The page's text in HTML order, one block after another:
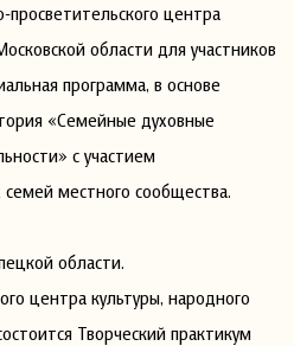
просветительского центра
области для участников
программа, в основе
«Семейные духовные
с участием
местного сообщества.
области.
центра культуры, народного
Творческий практикум